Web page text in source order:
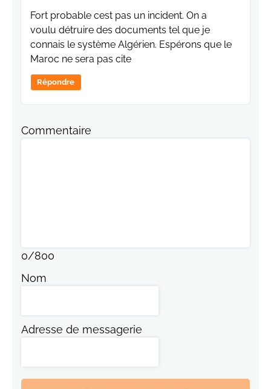
Fort probable cest pas un incident. On a
voulu détruire des documents tel que je
connais le système Algérien. Espérons que le
Maroc ne sera pas cite
Répondre
Commentaire
0/800
Nom
Adresse de messagerie